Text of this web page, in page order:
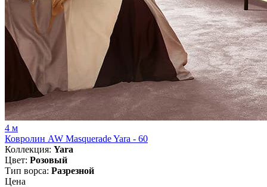
4 м
Ковролин AW Masquerade Yara - 60
Коллекция: Yara
Цвет: Розовый
Тип ворса: Разрезной
Цена